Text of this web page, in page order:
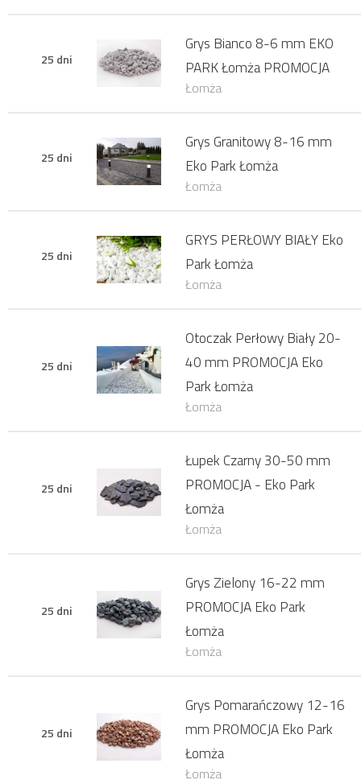
25 dni
Grys Bianco 8-6 mm EKO
PARK Łomża PROMOCJA
Łomża
25 dni
Grys Granitowy 8-16 mm
Eko Park Łomża
Łomża
25 dni
GRYS PERŁOWY BIAŁY Eko
Park Łomża
Łomża
25 dni
Otoczak Perłowy Biały 20-
40 mm PROMOCJA Eko
Park Łomża
Łomża
25 dni
Łupek Czarny 30-50 mm
PROMOCJA - Eko Park
Łomża
Łomża
25 dni
Grys Zielony 16-22 mm
PROMOCJA Eko Park
Łomża
Łomża
25 dni
Grys Pomarańczowy 12-16
mm PROMOCJA Eko Park
Łomża
Łomża